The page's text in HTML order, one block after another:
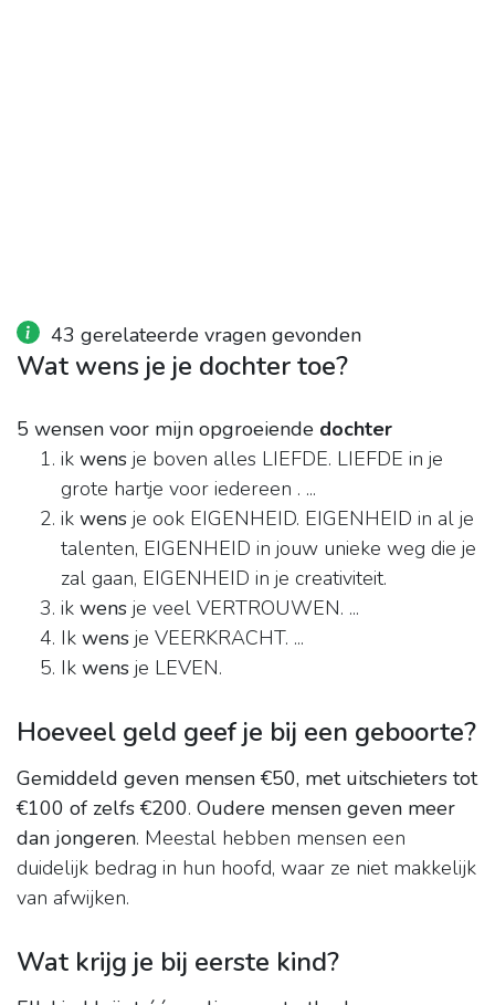
43 gerelateerde vragen gevonden
Wat wens je je dochter toe?
5 wensen voor mijn opgroeiende dochter
ik wens je boven alles LIEFDE. LIEFDE in je
grote hartje voor iedereen . ...
ik wens je ook EIGENHEID. EIGENHEID in al je
talenten, EIGENHEID in jouw unieke weg die je
zal gaan, EIGENHEID in je creativiteit.
ik wens je veel VERTROUWEN. ...
Ik wens je VEERKRACHT. ...
Ik wens je LEVEN.
Hoeveel geld geef je bij een geboorte?
Gemiddeld geven mensen €50, met uitschieters tot
€100 of zelfs €200. Oudere mensen geven meer
dan jongeren. Meestal hebben mensen een
duidelijk bedrag in hun hoofd, waar ze niet makkelijk
van afwijken.
Wat krijg je bij eerste kind?